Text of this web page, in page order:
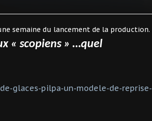
« scopiens » …quel
glaces-pilpa-un-modele-de-reprise-